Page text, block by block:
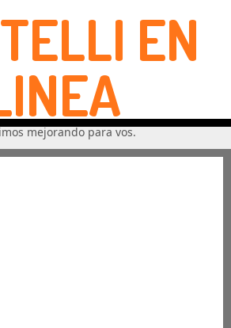
EN
mejorando para vos.